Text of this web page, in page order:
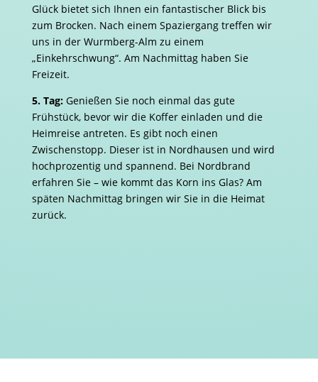
Glück bietet sich Ihnen ein fantastischer Blick bis
zum Brocken. Nach einem Spaziergang treffen wir
uns in der Wurmberg-Alm zu einem
„Einkehrschwung“. Am Nachmittag haben Sie
Freizeit.
5. Tag:Genießen Sie noch einmal das gute
Frühstück, bevor wir die Koffer einladen und die
Heimreise antreten. Es gibt noch einen
Zwischenstopp. Dieser ist in Nordhausen und wird
hochprozentig und spannend. Bei Nordbrand
erfahren Sie – wie kommt das Korn ins Glas? Am
späten Nachmittag bringen wir Sie in die Heimat
zurück.